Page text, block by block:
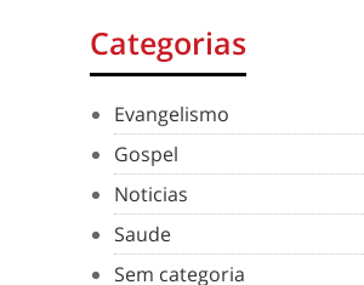
Categorias
Evangelismo
Gospel
Noticias
Saude
Sem categoria